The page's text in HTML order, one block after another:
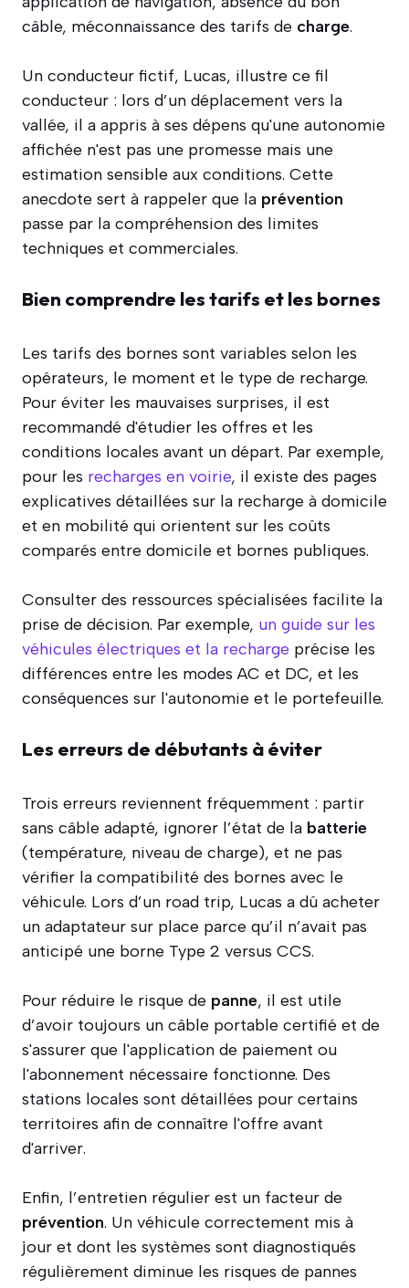
câble, méconnaissance des tarifs de charge.
Un conducteur fictif, Lucas, illustre ce fil
conducteur : lors d’un déplacement vers la
vallée, il a appris à ses dépens qu'une autonomie
affichée n'est pas une promesse mais une
estimation sensible aux conditions. Cette
anecdote sert à rappeler que la prévention
passe par la compréhension des limites
techniques et commerciales.
Bien comprendre les tarifs et les bornes
Les tarifs des bornes sont variables selon les
opérateurs, le moment et le type de recharge.
Pour éviter les mauvaises surprises, il est
recommandé d'étudier les offres et les
conditions locales avant un départ. Par exemple,
pour les recharges en voirie, il existe des pages
explicatives détaillées sur la recharge à domicile
et en mobilité qui orientent sur les coûts
comparés entre domicile et bornes publiques.
Consulter des ressources spécialisées facilite la
prise de décision. Par exemple, un guide sur les
véhicules électriques et la recharge précise les
différences entre les modes AC et DC, et les
conséquences sur l'autonomie et le portefeuille.
Les erreurs de débutants à éviter
Trois erreurs reviennent fréquemment : partir
sans câble adapté, ignorer l’état de la batterie
(température, niveau de charge), et ne pas
vérifier la compatibilité des bornes avec le
véhicule. Lors d’un road trip, Lucas a dû acheter
un adaptateur sur place parce qu’il n’avait pas
anticipé une borne Type 2 versus CCS.
Pour réduire le risque de panne, il est utile
d’avoir toujours un câble portable certifié et de
s'assurer que l'application de paiement ou
l'abonnement nécessaire fonctionne. Des
stations locales sont détaillées pour certains
territoires afin de connaître l'offre avant
d'arriver.
Enfin, l’entretien régulier est un facteur de
prévention. Un véhicule correctement mis à
jour et dont les systèmes sont diagnostiqués
régulièrement diminue les risques de pannes